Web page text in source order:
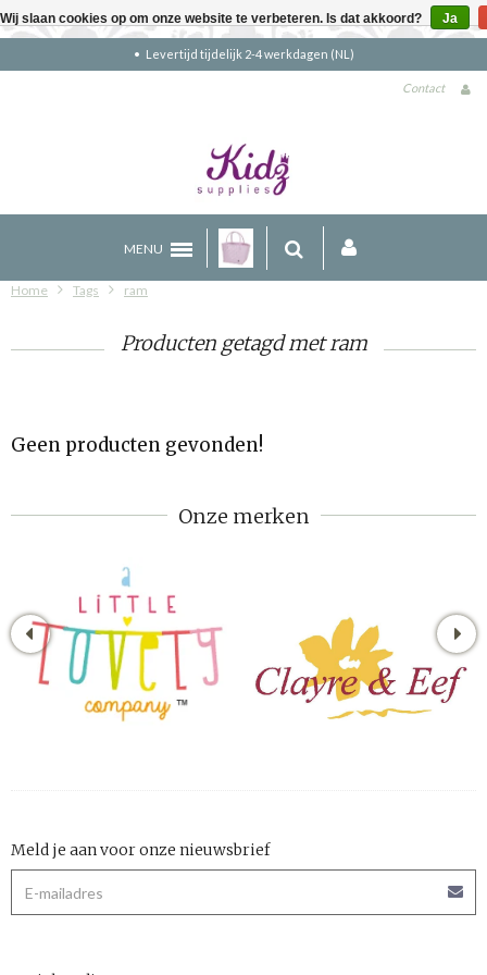
Levertijd tijdelijk 2-4 werkdagen (NL)
Contact
MENU
Home Tags ram
Producten getagd met ram
Geen producten gevonden!
Onze merken
Meld je aan voor onze nieuwsbrief
Wij slaan cookies op om onze website te verbeteren. Is dat akkoord? Ja